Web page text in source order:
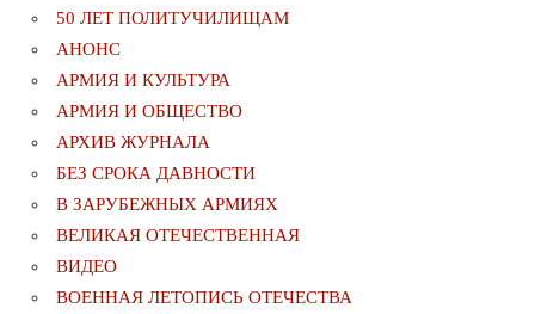
50 ЛЕТ ПОЛИТУЧИЛИЩАМ
АНОНС
АРМИЯ И КУЛЬТУРА
АРМИЯ И ОБЩЕСТВО
АРХИВ ЖУРНАЛА
БЕЗ СРОКА ДАВНОСТИ
В ЗАРУБЕЖНЫХ АРМИЯХ
ВЕЛИКАЯ ОТЕЧЕСТВЕННАЯ
ВИДЕО
ВОЕННАЯ ЛЕТОПИСЬ ОТЕЧЕСТВА